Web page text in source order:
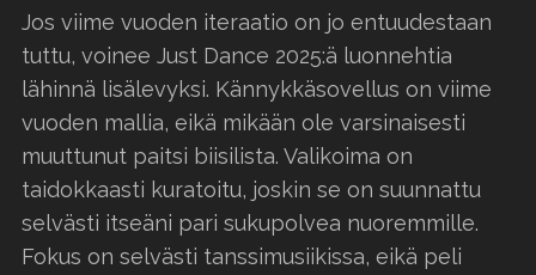
Jos viime vuoden iteraatio on jo entuudestaan
tuttu, voinee Just Dance 2025:ä luonnehtia
lähinnä lisälevyksi. Kännykkäsovellus on viime
vuoden mallia, eikä mikään ole varsinaisesti
muuttunut paitsi biisilista. Valikoima on
taidokkaasti kuratoitu, joskin se on suunnattu
selvästi itseäni pari sukupolvea nuoremmille.
Fokus on selvästi tanssimusiikissa, eikä peli